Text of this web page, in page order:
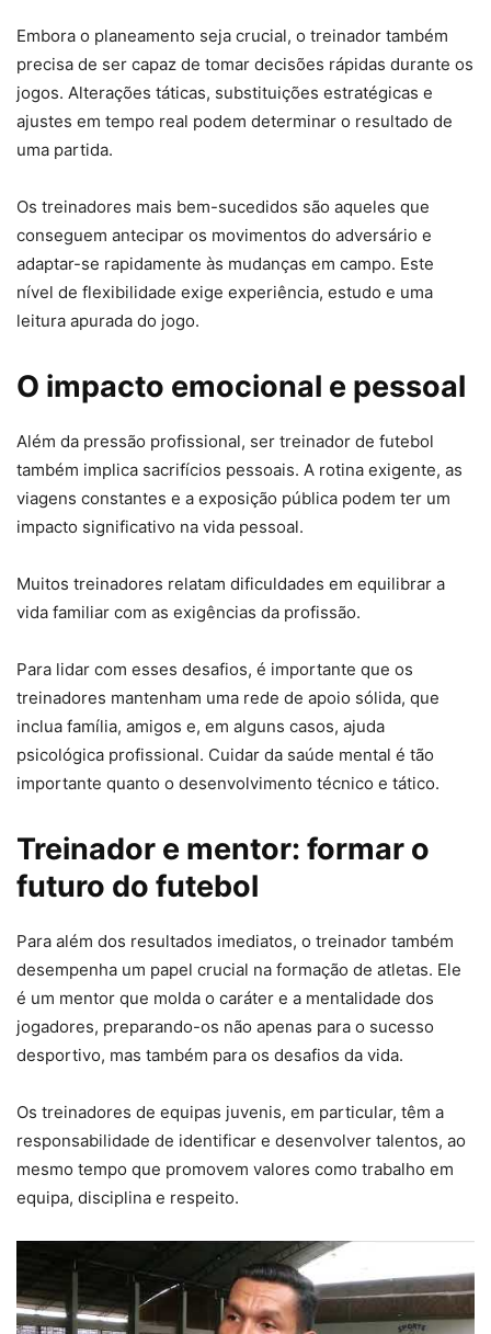
Embora o planeamento seja crucial, o treinador também
precisa de ser capaz de tomar decisões rápidas durante os
jogos. Alterações táticas, substituições estratégicas e
ajustes em tempo real podem determinar o resultado de
uma partida.
Os treinadores mais bem-sucedidos são aqueles que
conseguem antecipar os movimentos do adversário e
adaptar-se rapidamente às mudanças em campo. Este
nível de flexibilidade exige experiência, estudo e uma
leitura apurada do jogo.
O impacto emocional e pessoal
Além da pressão profissional, ser treinador de futebol
também implica sacrifícios pessoais. A rotina exigente, as
viagens constantes e a exposição pública podem ter um
impacto significativo na vida pessoal.
Muitos treinadores relatam dificuldades em equilibrar a
vida familiar com as exigências da profissão.
Para lidar com esses desafios, é importante que os
treinadores mantenham uma rede de apoio sólida, que
inclua família, amigos e, em alguns casos, ajuda
psicológica profissional. Cuidar da saúde mental é tão
importante quanto o desenvolvimento técnico e tático.
Treinador e mentor: formar o
futuro do futebol
Para além dos resultados imediatos, o treinador também
desempenha um papel crucial na formação de atletas. Ele
é um mentor que molda o caráter e a mentalidade dos
jogadores, preparando-os não apenas para o sucesso
desportivo, mas também para os desafios da vida.
Os treinadores de equipas juvenis, em particular, têm a
responsabilidade de identificar e desenvolver talentos, ao
mesmo tempo que promovem valores como trabalho em
equipa, disciplina e respeito.